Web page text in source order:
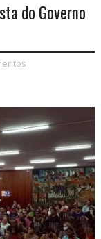
do Governo